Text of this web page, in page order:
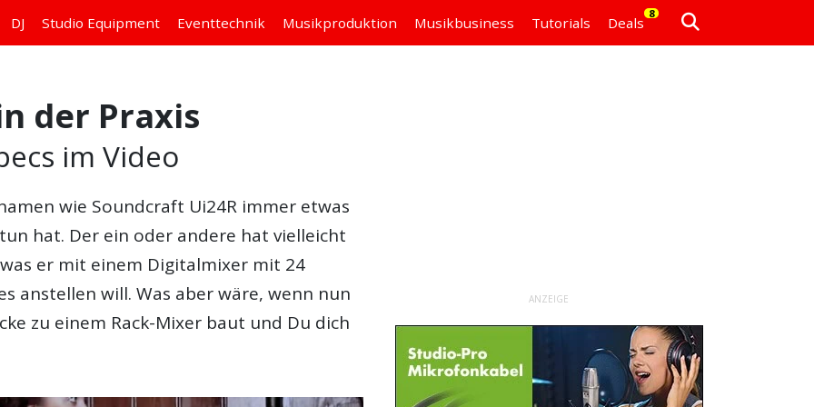
DJ Studio Equipment Eventtechnik Musikproduktion Musikbusiness Tutorials Deals
8
der Praxis
im Video
wie Soundcraft Ui24R immer etwas
hat. Der ein oder andere hat vielleicht
er mit einem Digitalmixer mit 24
anstellen will. Was aber wäre, wenn nun
zu einem Rack-Mixer baut und Du dich
ANZEIGE